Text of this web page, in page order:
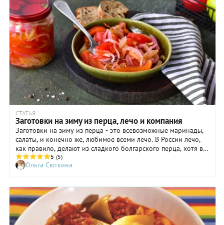
СТАТЬЯ
Заготовки на зиму из перца, лечо и компания
Заготовки на зиму из перца - это всевозможные маринады,
салаты, и конечно же, любимое всеми лечо. В России лечо,
как правило, делают из сладкого болгарского перца, хотя в
Болгарии похожее блюдо - лютеницу готовят совсем из
другого сорта, не такого толстостенного и мясистого, а из
продолговатого, сезонного. Так же поступают и венгры,
заготавливая лечо. Но у России свой путь, и мы расскажем,
как сделать заготовки на зиму, которые вам точно
понравятся.
5 (5)
Ольга Сюткина